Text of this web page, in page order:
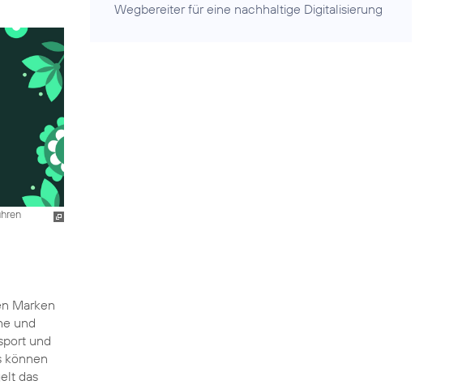
Marken
und
und
können
das
Wegbereiter für eine nachhaltige Digitalisierung